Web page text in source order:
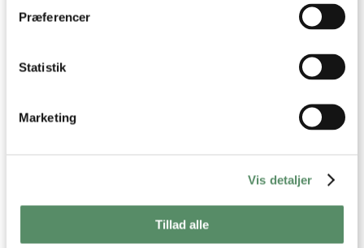
Præferencer
Statistik
Marketing
Vis detaljer
Tillad alle
Paprika Kylling
hilsen, så kan du skrive til mig i kommentarfeltet herunder.
Du kan måske finde svaret på dit spørgsmål i kommentarfeltet,
hvis det allerede er stillet og besvaret - eller du kan kigge på
, hvor jeg giver svar på mange 'ofte stillede
spørgsmål' til min opskrifter.